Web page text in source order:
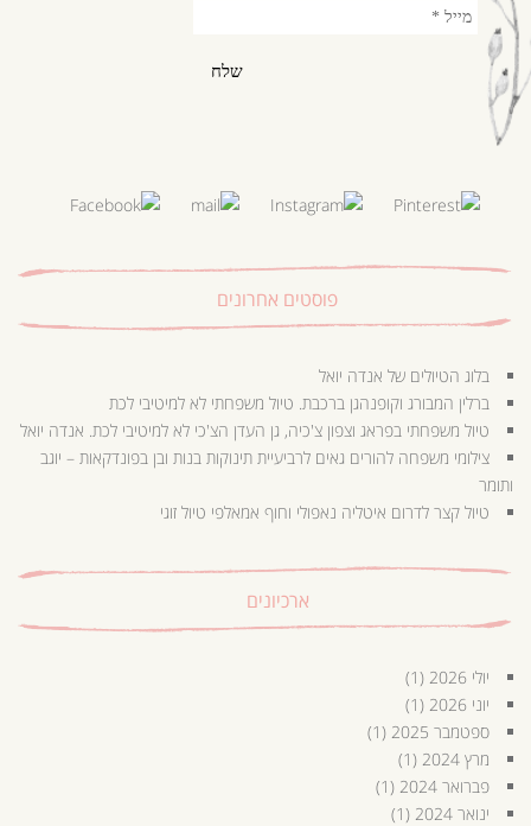
פוסטים אחרונים
בלוג הטיולים של אנדה יואל
ברלין המבורג וקופנהגן ברכבת. טיול משפחתי לא למיטיבי לכת
טיול משפחתי בפראג וצפון צ'כיה, גן העדן הצ'כי לא למיטיבי לכת. אנדה יואל
צילומי משפחה להורים גאים לרביעיית תינוקות בנות ובן בפונדקאות – יוגב
ותומר
טיול קצר לדרום איטליה נאפולי וחוף אמאלפי טיול זוגי
ארכיונים
יולי 2026
(1)
יוני 2026
(1)
ספטמבר 2025
(1)
מרץ 2024
(1)
פברואר 2024
(1)
ינואר 2024
(1)